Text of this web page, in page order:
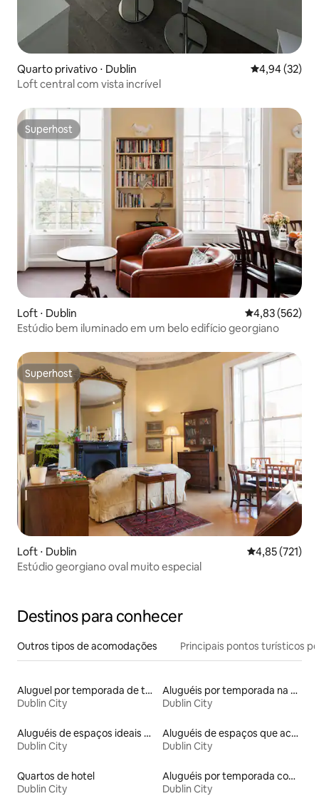
Quarto privativo ⋅ Dublin 4,94 de uma
4,94 (32)
Loft central com vista incrível
Superhost
Superhost
Loft ⋅ Dublin 4,83 de uma
4,83 (562)
Estúdio bem iluminado em um belo edifício georgiano
Superhost
Superhost
Loft ⋅ Dublin 4,85 de uma
4,85 (721)
Estúdio georgiano oval muito especial
Destinos para conhecer
Outros tipos de acomodações Principais pontos turísticos
Aluguel por temporada de townhouses
Dublin City
Aluguéis por temporada na orla
Dublin City
Aluguéis de espaços ideais para famílias
Dublin City
Aluguéis de espaços que aceitam animais de estimação
Dublin City
Quartos de hotel
Dublin City
Aluguéis por temporada com acesso à praia
Dublin City